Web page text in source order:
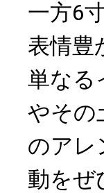
一方6
表情豊
単なる
やその
のアレ
動をぜ